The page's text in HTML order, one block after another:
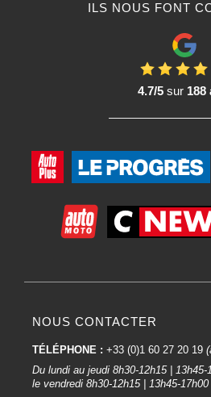
ILS NOUS FONT
4.7/5sur 188
NOUS CONTACTER
TÉLÉPHONE : +33 (0)1 60 27 20 19
Du lundi au jeudi 8h30-12h15 | 13h45-
le vendredi 8h30-12h15 | 13h45-17h00